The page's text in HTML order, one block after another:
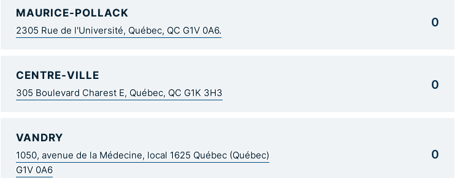
MAURICE-POLLACK
2305 Rue de l'Université, Québec, QC G1V 0A6.
0
CENTRE-VILLE
305 Boulevard Charest E, Québec, QC G1K 3H3
0
VANDRY
1050, avenue de la Médecine, local 1625 Québec (Québec)
G1V 0A6
0